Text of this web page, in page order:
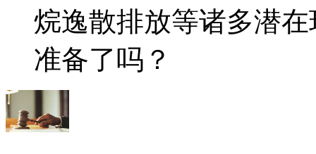
烷逸散排放等诸多潜
准备了吗？